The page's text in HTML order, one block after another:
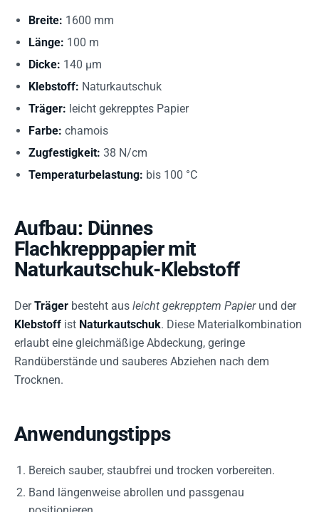
Breite: 1600 mm
Länge: 100 m
Dicke: 140 µm
Klebstoff: Naturkautschuk
Träger: leicht gekrepptes Papier
Farbe: chamois
Zugfestigkeit: 38 N/cm
Temperaturbelastung: bis 100 °C
Aufbau: Dünnes
Flachkrepppapier mit
Naturkautschuk-Klebstoff
DerTräger besteht aus leicht gekrepptem Papierund der
Klebstoff ist Naturkautschuk. Diese Materialkombination
erlaubt eine gleichmäßige Abdeckung, geringe
Randüberstände und sauberes Abziehen nach dem
Trocknen.
Anwendungstipps
Bereich sauber, staubfrei und trocken vorbereiten.
Band längenweise abrollen und passgenau